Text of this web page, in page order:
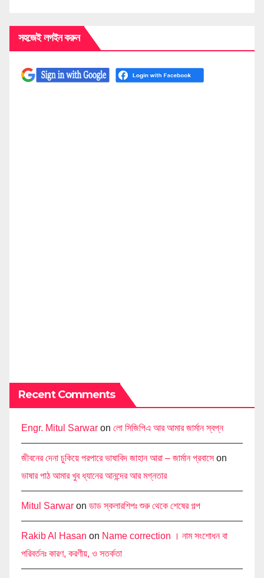
সহজেই লগইন করুন
Recent Comments
Engr. Mitul Sarwar on লো সিজিপিএ আর আমার জার্মান স্বপ্ন
জীবনের দেনা চুকিয়ে পরপারে ভাষাবিদ জাহান আরা – জার্মান প্রবাসেon
ভাষার পাঠ আমার খুব ধ্যানের আনন্দের আর মগ্নতার
Mitul Sarwar on ডাড স্কলারশিপঃ শুরু থেকে শেষের গল্প
Rakib Al Hasan on Name correction । নাম সংশোধন বা
পরিবর্তনঃ কারণ, করণীয়, ও সতর্কতা